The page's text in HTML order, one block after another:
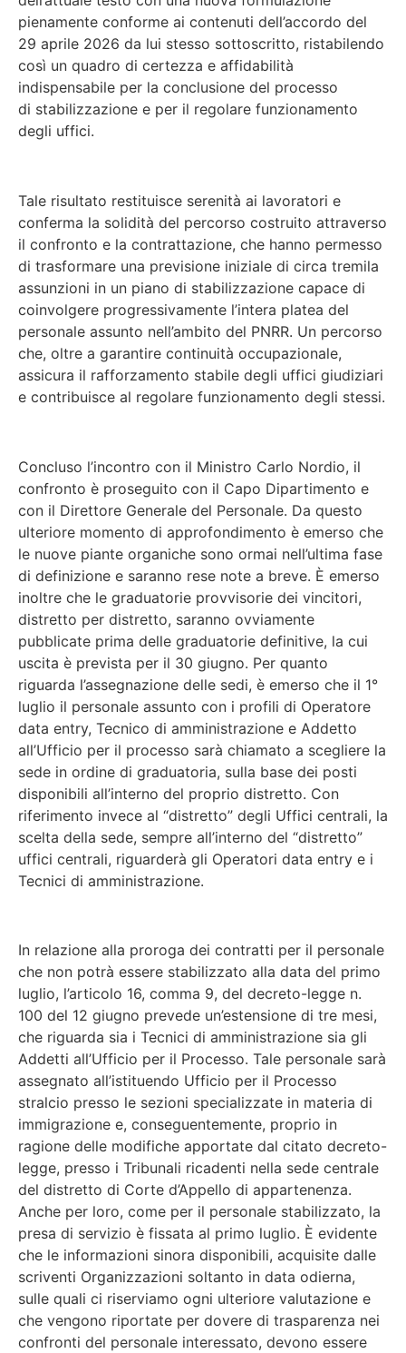
pienamente conforme ai contenuti dell’accordo del
29 aprile 2026 da lui stesso sottoscritto, ristabilendo
così un quadro di certezza e affidabilità
indispensabile per la conclusione del processo
di stabilizzazione e per il regolare funzionamento
degli uffici.
Tale risultato restituisce serenità ai lavoratori e
conferma la solidità del percorso costruito attraverso
il confronto e la contrattazione, che hanno permesso
di trasformare una previsione iniziale di circa tremila
assunzioni in un piano di stabilizzazione capace di
coinvolgere progressivamente l’intera platea del
personale assunto nell’ambito del PNRR. Un percorso
che, oltre a garantire continuità occupazionale,
assicura il rafforzamento stabile degli uffici giudiziari
e contribuisce al regolare funzionamento degli stessi.
Concluso l’incontro con il Ministro Carlo Nordio, il
confronto è proseguito con il Capo Dipartimento e
con il Direttore Generale del Personale. Da questo
ulteriore momento di approfondimento è emerso che
le nuove piante organiche sono ormai nell’ultima fase
di definizione e saranno rese note a breve. È emerso
inoltre che le graduatorie provvisorie dei vincitori,
distretto per distretto, saranno ovviamente
pubblicate prima delle graduatorie definitive, la cui
uscita è prevista per il 30 giugno. Per quanto
riguarda l’assegnazione delle sedi, è emerso che il 1°
luglio il personale assunto con i profili di Operatore
data entry, Tecnico di amministrazione e Addetto
all’Ufficio per il processo sarà chiamato a scegliere la
sede in ordine di graduatoria, sulla base dei posti
disponibili all’interno del proprio distretto. Con
riferimento invece al “distretto” degli Uffici centrali, la
scelta della sede, sempre all’interno del “distretto”
uffici centrali, riguarderà gli Operatori data entry e i
Tecnici di amministrazione.
In relazione alla proroga dei contratti per il personale
che non potrà essere stabilizzato alla data del primo
luglio, l’articolo 16, comma 9, del decreto-legge n.
100 del 12 giugno prevede un’estensione di tre mesi,
che riguarda sia i Tecnici di amministrazione sia gli
Addetti all’Ufficio per il Processo. Tale personale sarà
assegnato all’istituendo Ufficio per il Processo
stralcio presso le sezioni specializzate in materia di
immigrazione e, conseguentemente, proprio in
ragione delle modifiche apportate dal citato decreto-
legge, presso i Tribunali ricadenti nella sede centrale
del distretto di Corte d’Appello di appartenenza.
Anche per loro, come per il personale stabilizzato, la
presa di servizio è fissata al primo luglio. È evidente
che le informazioni sinora disponibili, acquisite dalle
scriventi Organizzazioni soltanto in data odierna,
sulle quali ci riserviamo ogni ulteriore valutazione e
che vengono riportate per dovere di trasparenza nei
confronti del personale interessato, devono essere